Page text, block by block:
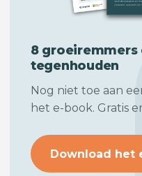
8 groeiremmers
tegenhouden
Nog niet toe aan
het e-book. Gratis
Download het